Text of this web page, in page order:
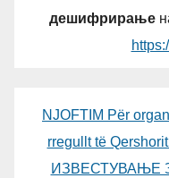
дешифрирање
NJOFTIM Për
rregullt të
ИЗВЕСТУВАЊЕ